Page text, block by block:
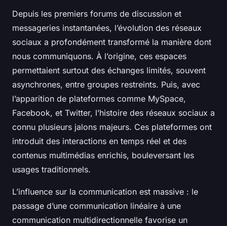
Depuis les premiers forums de discussion et
messageries instantanées, l’évolution des réseaux
sociaux a profondément transformé la manière dont
nous communiquons. À l’origine, ces espaces
permettaient surtout des échanges limités, souvent
asynchrones, entre groupes restreints. Puis, avec
l’apparition de plateformes comme MySpace,
Facebook, et Twitter, l’histoire des réseaux sociaux a
connu plusieurs jalons majeurs. Ces plateformes ont
introduit des interactions en temps réel et des
contenus multimédias enrichis, bouleversant les
usages traditionnels.
L’influence sur la communication est massive : le
passage d’une communication linéaire à une
communication multidirectionnelle favorise un